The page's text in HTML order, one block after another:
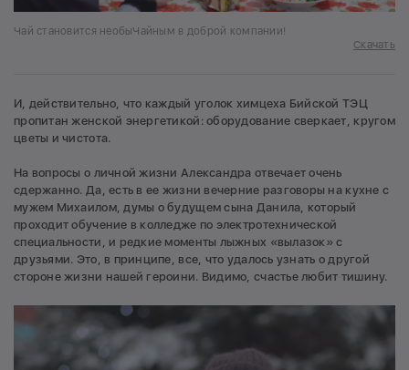
Чай становится необыЧайным в доброй компании!
Скачать
И, действительно, что каждый уголок химцеха Бийской ТЭЦ
пропитан женской энергетикой: оборудование сверкает, кругом
цветы и чистота.
На вопросы о личной жизни Александра отвечает очень
сдержанно. Да, есть в ее жизни вечерние разговоры на кухне с
мужем Михаилом, думы о будущем сына Данила, который
проходит обучение в колледже по электротехнической
специальности, и редкие моменты лыжных «вылазок» с
друзьями. Это, в принципе, все, что удалось узнать о другой
стороне жизни нашей героини. Видимо, счастье любит тишину.